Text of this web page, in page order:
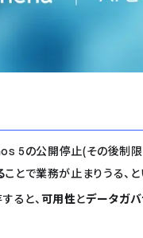
5の公開停止(その後制
ことで業務が止まりうる、
ると、 可用性とデータガ